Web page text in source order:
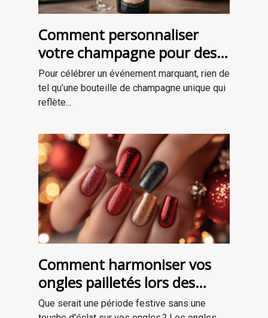
Comment personnaliser
votre champagne pour des
occasions spéciales ?
Pour célébrer un événement marquant, rien de
tel qu’une bouteille de champagne unique qui
reflète...
Comment harmoniser vos
ongles pailletés lors des
fêtes ?
Que serait une période festive sans une